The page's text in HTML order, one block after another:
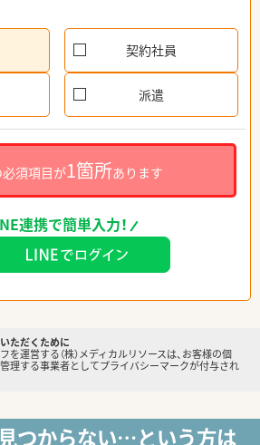
契約社員
派遣
須項目が1箇所あります
連携で簡単入力！
ただくために
を運営する（株）メディカルリソースは、お客様の個
理する事業者としてプライバシーマークが付与され
つからない…という方は